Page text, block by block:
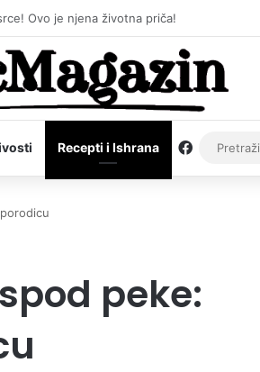
Ovo je njena životna priča!
Recepti i Ishrana Facebook
peke: